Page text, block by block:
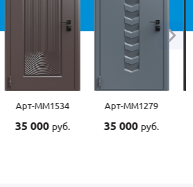
ММ1534
000руб.
Арт-ММ1279
35 000руб.